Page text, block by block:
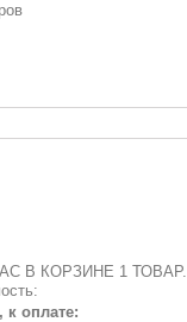
В КОРЗИНЕ 1 ТОВАР.
к оплате: